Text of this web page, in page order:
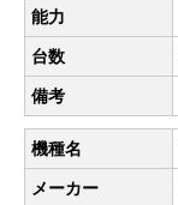
能力
台数
備考
機種名
メーカー